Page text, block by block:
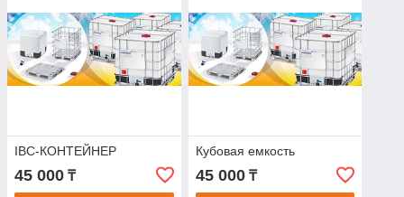
IBC-КОНТЕЙНЕР
45 000 ₸
Кубовая емкость
45 000₸